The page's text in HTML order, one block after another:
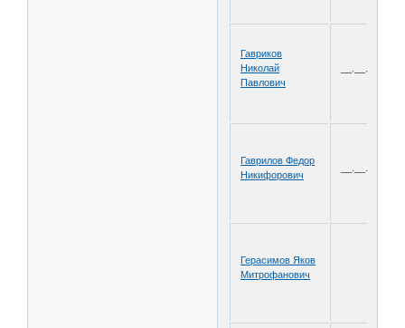
Гавриков
Николай
Павлович
Гаврилов Федор
Никифорович
Герасимов Яков
Митрофанович